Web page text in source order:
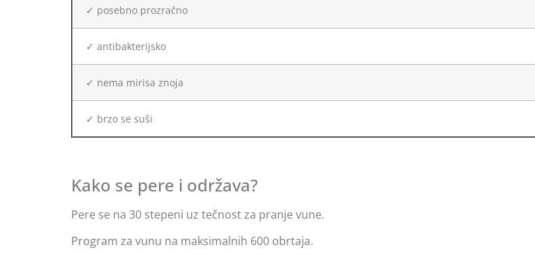
✓ posebno prozračno
✓ antibakterijsko
✓ nema mirisa znoja
✓ brzo se suši
Kako se pere i održava?
Pere se na 30 stepeni uz tečnost za pranje vune.
Program za vunu na maksimalnih 600 obrtaja.